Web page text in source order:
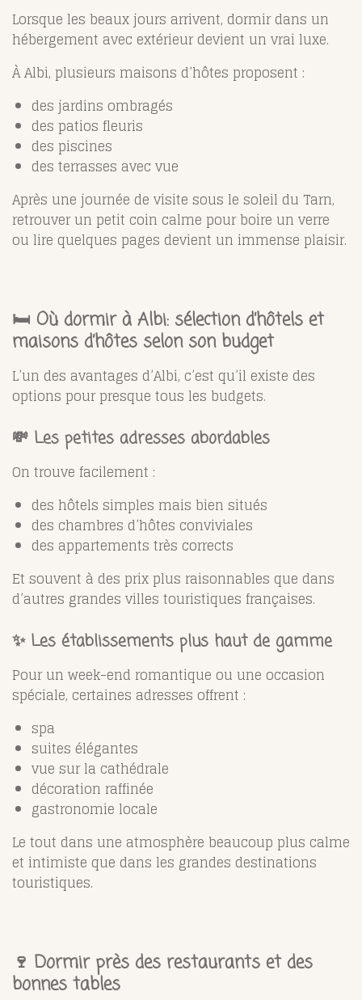
Lorsque les beaux jours arrivent, dormir dans un
hébergement avec extérieur devient un vrai luxe.
À Albi, plusieurs maisons d’hôtes proposent :
des jardins ombragés
des patios fleuris
des piscines
des terrasses avec vue
Après une journée de visite sous le soleil du Tarn,
retrouver un petit coin calme pour boire un verre
ou lire quelques pages devient un immense plaisir.
🛏️ Où dormir à Albi: sélection d’hôtels et
maisons d’hôtes selon son budget
L’un des avantages d’Albi, c’est qu’il existe des
options pour presque tous les budgets.
💸 Les petites adresses abordables
On trouve facilement :
des hôtels simples mais bien situés
des chambres d’hôtes conviviales
des appartements très corrects
Et souvent à des prix plus raisonnables que dans
d’autres grandes villes touristiques françaises.
✨ Les établissements plus haut de gamme
Pour un week-end romantique ou une occasion
spéciale, certaines adresses offrent :
spa
suites élégantes
vue sur la cathédrale
décoration raffinée
gastronomie locale
Le tout dans une atmosphère beaucoup plus calme
et intimiste que dans les grandes destinations
touristiques.
🍷 Dormir près des restaurants et des
bonnes tables